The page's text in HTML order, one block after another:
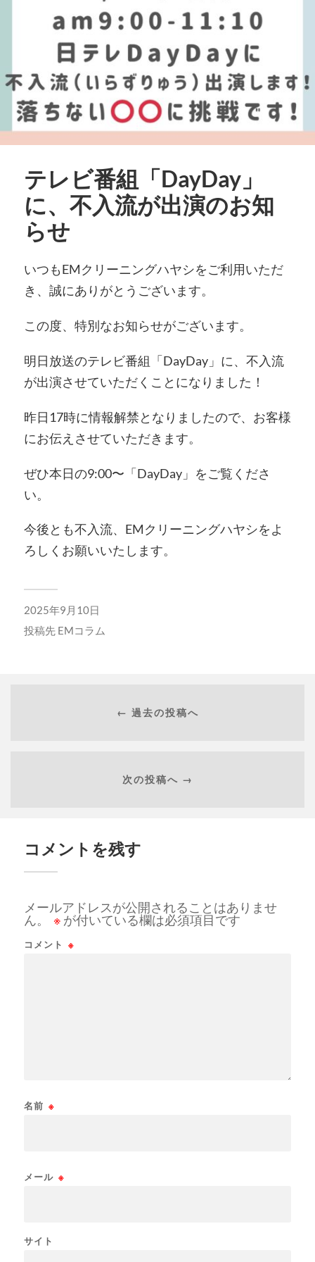
テレビ番組「DayDay」
に、不入流が出演のお知
らせ
いつもEMクリーニングハヤシをご利用いただ
き、誠にありがとうございます。
この度、特別なお知らせがございます。
明日放送のテレビ番組「DayDay」に、不入流
が出演させていただくことになりました！
昨日17時に情報解禁となりましたので、お客様
にお伝えさせていただきます。
ぜひ本日の9:00〜「DayDay」をご覧くださ
い。
今後とも不入流、EMクリーニングハヤシをよ
ろしくお願いいたします。
2025年9月10日
投稿先 EMコラム
← 過去の投稿へ
次の投稿へ →
コメントを残す
メールアドレスが公開されることはありませ
ん。
※ が付いている欄は必須項目です
コメント ※
名前 ※
メール ※
サイト